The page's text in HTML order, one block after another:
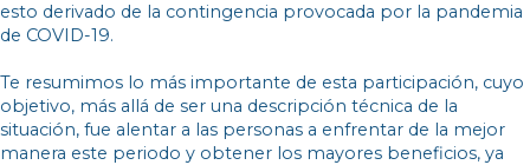
esto derivado de la contingencia provocada por la pandemia
de COVID-19.
Te resumimos lo más importante de esta participación, cuyo
objetivo, más allá de ser una descripción técnica de la
situación, fue alentar a las personas a enfrentar de la mejor
manera este periodo y obtener los mayores beneficios, ya